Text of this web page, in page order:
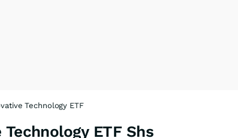
Technology ETF
ETF Shs